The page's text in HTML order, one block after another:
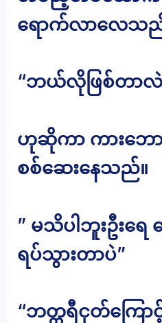
ရောက်လာလေသ
“ဘယ်လိုဖြစ်တာလဲ
ဟုဆိုကာ ကားဘော
စစ်ဆေးနေသည်။
” မသိပါဘူးဦးရေ
ရပ်သွားတာပဲ”
“ဘတ္ထရီငုတ်ကြော